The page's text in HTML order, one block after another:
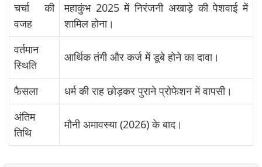
चर्चा की
वजह
महाकुंभ 2025 में निरंजनी अखाड़े की पेशवाई में
शामिल होना।
वर्तमान
स्थिति
आर्थिक तंगी और कर्ज में डूबे होने का दावा।
फैसला
धर्म की राह छोड़कर पुराने प्रोफेशन में वापसी।
अंतिम
तिथि
मौनी अमावस्या (2026) के बाद।